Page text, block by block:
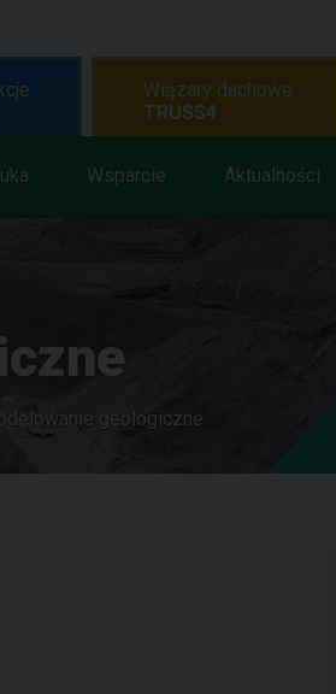
Wsparcie Aktualności
Wiązary dachowe
TRUSS4
geologiczne